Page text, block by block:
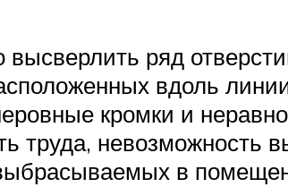
ряд
вдоль
кромки и
труда, невозможность
в